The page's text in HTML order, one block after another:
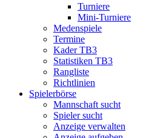
Turniere
Mini-Turniere
Medenspiele
Termine
Kader TB3
Statistiken TB3
Rangliste
Richtlinien
Spielerbörse
Mannschaft sucht
Spieler sucht
Anzeige verwalten